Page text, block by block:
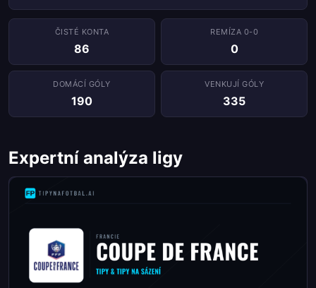
ČISTÉ KONTA
86
REMÍZA 0-0
0
DOMÁCÍ GÓLY
190
VENKUJÍ GÓLY
335
Expertní analýza ligy